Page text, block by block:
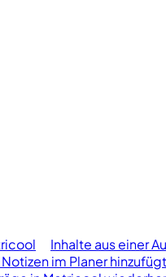
Inhalte aus einer
im Planer hinzufügt